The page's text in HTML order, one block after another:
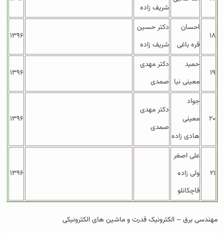
شریف زاده
۱۸
احسان
قره باغی
دکتر حسین
شریف زاده
۱۳۹۶
۱۹
حمید
معینی نیا
دکتر مهدی
صمدی
۱۳۹۶
۲۰
جواد
معینی
هادی زاده
دکتر مهدی
صمدی
۱۳۹۶
۲۱
علی اصغر
ولی زاده
قاچکانلو
۱۳۹۶
مهندسی برق – الکترونیک قدرت و ماشین های الکترونیکی